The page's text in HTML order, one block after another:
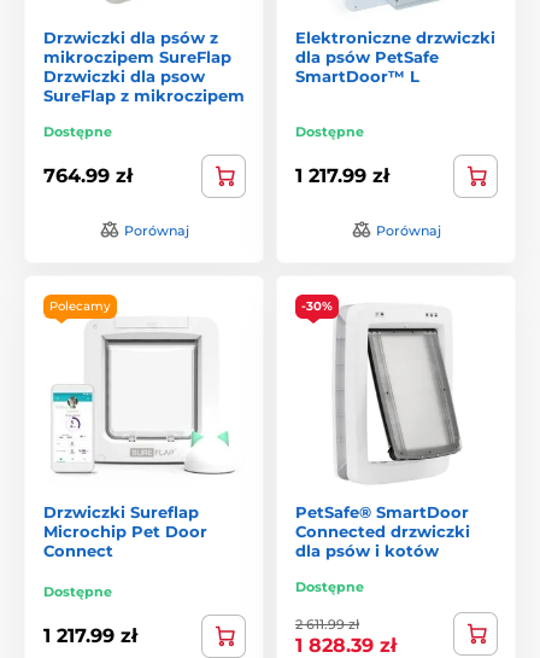
Drzwiczki dla psów z
mikroczipem SureFlap
Drzwiczki dla psow
SureFlap z mikroczipem
Dostępne
764.99 zł
Porównaj
Elektroniczne drzwiczki
dla psów PetSafe
SmartDoor™ L
Dostępne
1 217.99 zł
Porównaj
Polecamy
Drzwiczki Sureflap
Microchip Pet Door
Connect
Dostępne
1 217.99 zł
-30%
PetSafe® SmartDoor
Connected drzwiczki
dla psów i kotów
Dostępne
2 611.99 zł
1 828.39 zł